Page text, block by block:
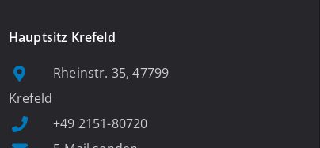
Hauptsitz Krefeld
Rheinstr. 35, 47799
Krefeld
+49 2151-80720